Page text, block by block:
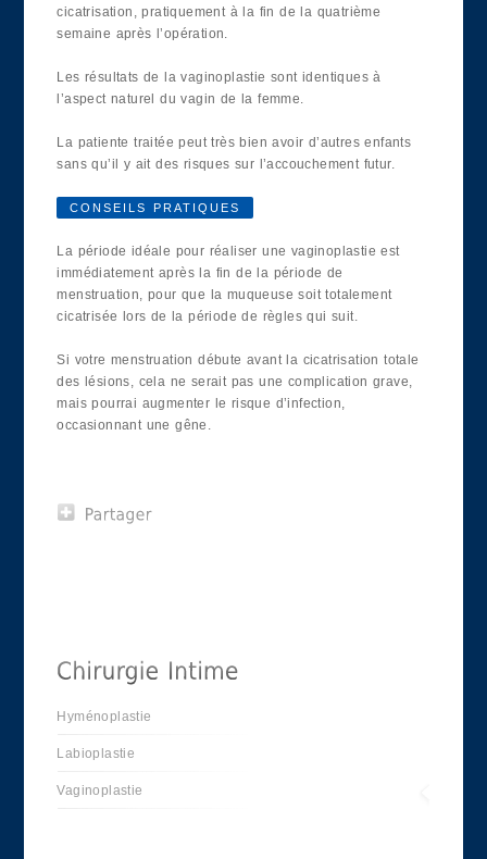
cicatrisation, pratiquement à la fin de la quatrième
semaine après l’opération.
Les résultats de la vaginoplastie sont identiques à
l’aspect naturel du vagin de la femme.
La patiente traitée peut très bien avoir d’autres enfants
sans qu’il y ait des risques sur l’accouchement futur.
CONSEILS PRATIQUES
La période idéale pour réaliser une vaginoplastie est
immédiatement après la fin de la période de
menstruation, pour que la muqueuse soit totalement
cicatrisée lors de la période de règles qui suit.
Si votre menstruation débute avant la cicatrisation totale
des lésions, cela ne serait pas une complication grave,
mais pourrai augmenter le risque d’infection,
occasionnant une gêne.
Hyménoplastie
Labioplastie
Vaginoplastie